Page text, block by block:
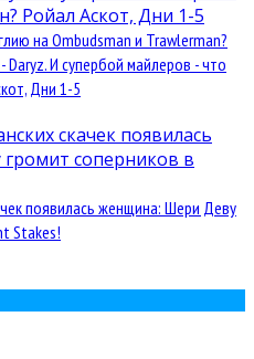
на Ombudsman и Trawlerman?
И супербой майлеров - что
Дни 1-5
появилась женщина: Шери Деву
Stakes!